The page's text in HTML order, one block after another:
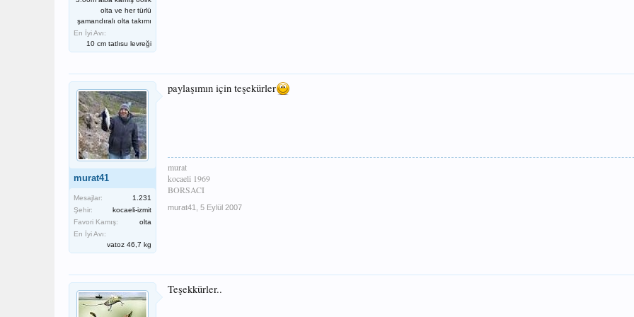
olta ve her türlü
şamandıralı olta takımı
En İyi Avı:
10 cm tatlısu levreği
murat41
Mesajlar:
1.231
Şehir:
kocaeli-izmit
Favori Kamış:
olta
En İyi Avı:
vatoz 46,7 kg
paylaşımın için teşekürler
murat
kocaeli 1969
BORSACI
murat41 5 Eylül 2007
Teşekkürler..